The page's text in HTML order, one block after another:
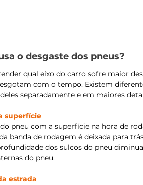
o desgaste dos pneus?
qual eixo do carro sofre maior
com o tempo. Existem
separadamente e em maiores
superfície
pneu com a superfície na hora de
banda de rodagem é deixada para
dos sulcos do pneu
do pneu.
estrada